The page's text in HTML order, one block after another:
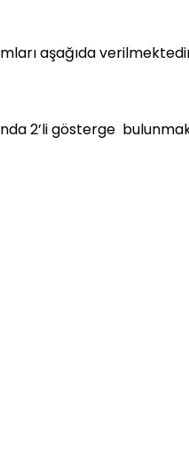
aşağıda
2’li gösterge